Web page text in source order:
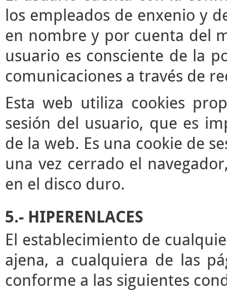
los empleados de enxenio y
en nombre y por cuenta del
usuario es consciente de la
comunicaciones a través de
Esta web utiliza cookies
sesión del usuario, que es
de la web. Es una cookie de
una vez cerrado el
en el disco duro.
5.- HIPERENLACES
El establecimiento de
ajena, a cualquiera de las
conforme a las siguientes